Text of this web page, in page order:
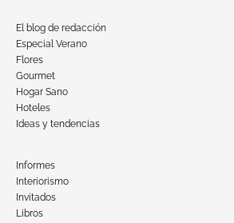
El blog de redacción
Especial Verano
Flores
Gourmet
Hogar Sano
Hoteles
Ideas y tendencias
Informes
Interiorismo
Invitados
Libros